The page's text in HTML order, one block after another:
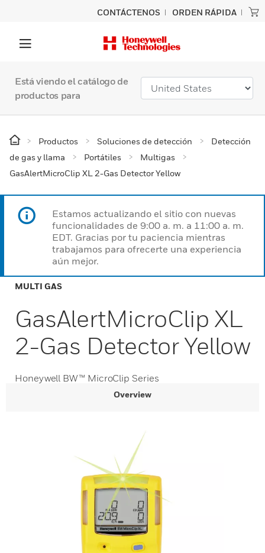
CONTÁCTENOS ORDEN RÁPIDA
Está viendo el catálogo de
productos para
Productos Soluciones de detección
Detección
de gas y llama
Portátiles
Multigas
GasAlertMicroClip XL 2-Gas Detector Yellow
Estamos actualizando el sitio con nuevas
funcionalidades de 9:00 a. m. a 11:00 a. m.
EDT. Gracias por tu paciencia mientras
trabajamos para ofrecerte una experiencia
aún mejor.
MULTI GAS
GasAlertMicroClip XL
2-Gas Detector Yellow
Honeywell BW™ MicroClip Series
Overview